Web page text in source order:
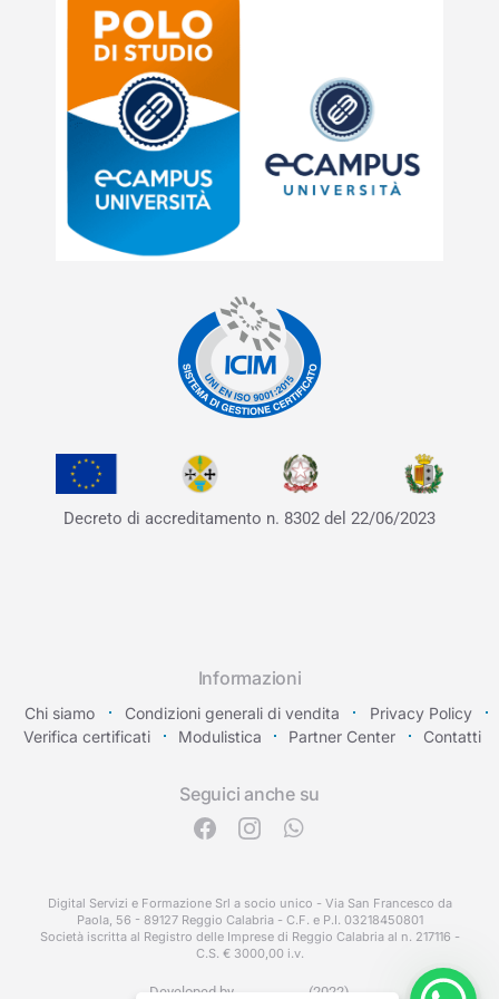
Decreto di accreditamento n. 8302 del 22/06/2023
Informazioni
Chi siamo Condizioni generali di vendita
Privacy Policy
Verifica certificati
Modulistica Partner Center Contatti
Seguici anche su
Digital Servizi e Formazione Srl a socio unico - Via San Francesco da
Paola, 56 - 89127 Reggio Calabria - C.F. e P.I. 03218450801
Società iscritta al Registro delle Imprese di Reggio Calabria al n. 217116 -
C.S. € 3000,00 i.v.
Developed by
(2022)